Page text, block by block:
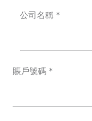
t
T
公司名稱 *
賬戶號碼 *